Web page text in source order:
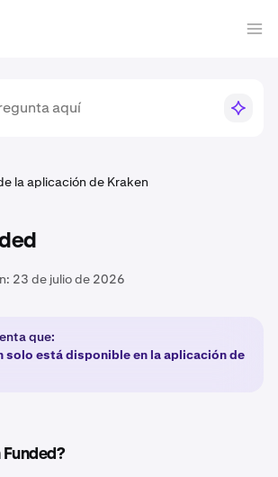
la aplicación de Kraken
23 de julio de 2026
que:
solo está disponible en la aplicación de